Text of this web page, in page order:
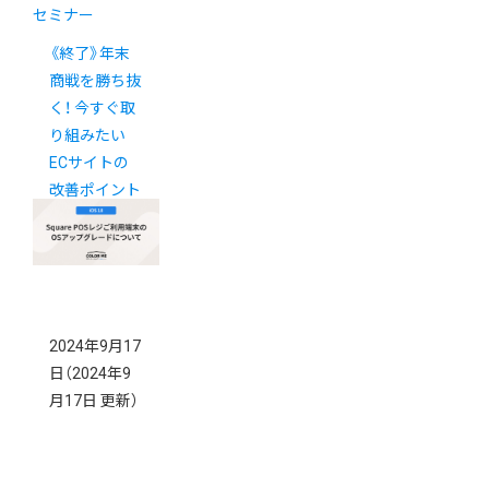
セミナー
《終了》年末
商戦を勝ち抜
く！ 今すぐ取
り組みたい
ECサイトの
改善ポイント
＆最新の業界
動向
2024年9月17
日 （2024年9
月17日 更新）